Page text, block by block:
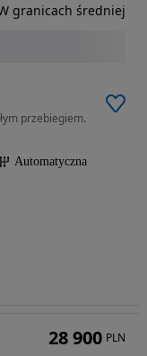
przebiegiem.
Automatyczna
granicach średniej
28 900 PLN